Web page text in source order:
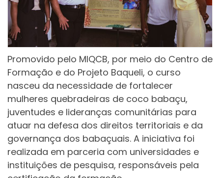
Promovido pelo MIQCB, por meio do Centro de
Formação e do Projeto Baqueli, o curso
nasceu da necessidade de fortalecer
mulheres quebradeiras de coco babaçu,
juventudes e lideranças comunitárias para
atuar na defesa dos direitos territoriais e da
governança dos babaçuais. A iniciativa foi
realizada em parceria com universidades e
instituições de pesquisa, responsáveis pela